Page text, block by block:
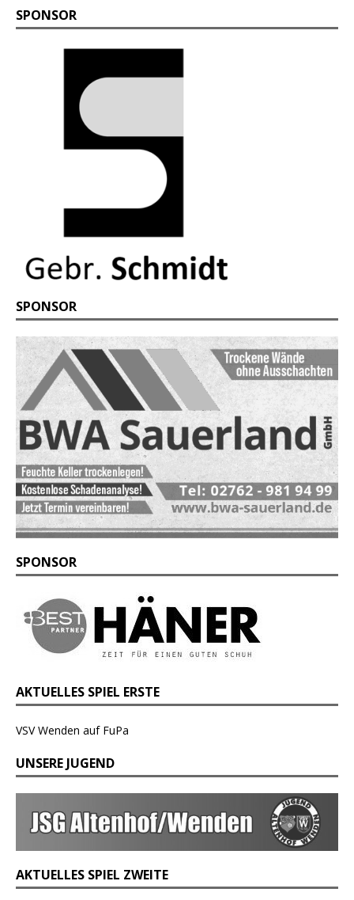
SPONSOR
SPONSOR
SPONSOR
AKTUELLES SPIEL ERSTE
VSV Wenden auf FuPa
UNSERE JUGEND
AKTUELLES SPIEL ZWEITE